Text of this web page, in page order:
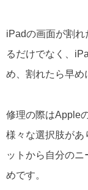
iPadの画面が割
るだけでなく、
め、割れたら早め
修理の際はApple
様々な選択肢があ
ットから自分の
めです。